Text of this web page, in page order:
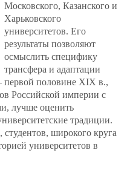
Московского, Казанского и
Харьковского
университетов. Его
результаты позволяют
осмыслить специфику
трансфера и адаптации
первой половине XIX в.,
Российской империи с
лучше оценить
традиции.
студентов, широкого круга
университетов в